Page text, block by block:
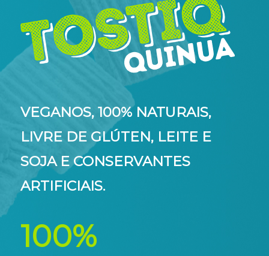
VEGANOS, 100% NATURAIS,
LIVRE DE GLÚTEN, LEITE E
SOJA E CONSERVANTES
ARTIFICIAIS.
100%